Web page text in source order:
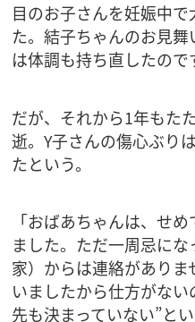
目のお子さんを妊娠中
た。結子ちゃんのお見
は体調も持ち直したの
だが、それから1年もた
逝。Y子さんの傷心ぶり
たという。
「おばあちゃんは、せ
ました。ただ一周忌に
家）からは連絡があり
いましたから仕方がな
先も決まっていない”と